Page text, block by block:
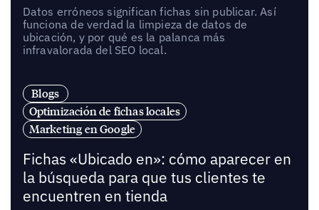
Datos erróneos significan fichas sin publicar. Así
funciona de verdad la limpieza de datos de
ubicación, y por qué es la palanca más
infravalorada del SEO local.
Blogs
Optimización de fichas locales
Marketing en Google
Fichas «Ubicado en»: cómo aparecer en
la búsqueda para que tus clientes te
encuentren en tienda